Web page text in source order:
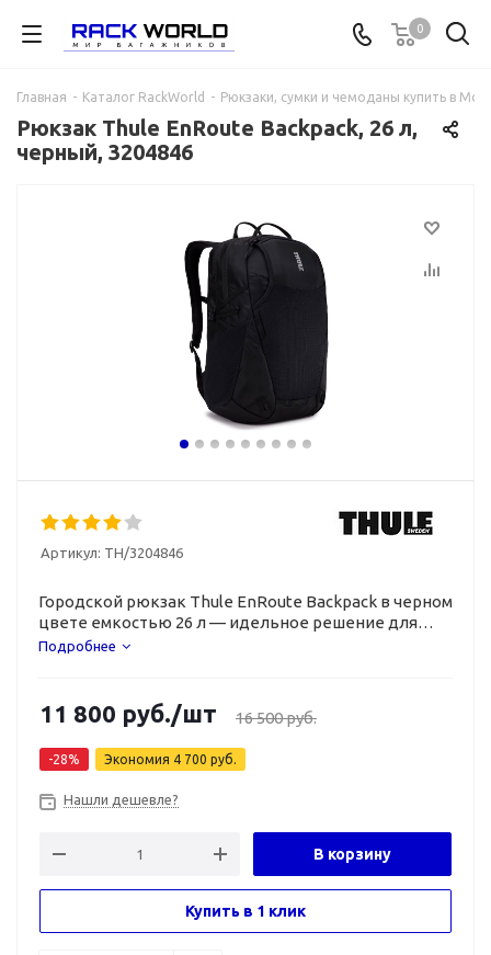
0
Главная - Каталог RackWorld - Рюкзаки, сумки и чемоданы купить в
Рюкзак Thule EnRoute Backpack, 26 л,
черный, 3204846
Артикул: TH/3204846
Городской рюкзак Thule EnRoute Backpack в черном
цвете емкостью 26 л — идельное решение для
работы и отдыха.
Подробнее
11 800 руб./шт 16 500руб.
-28% Экономия 4 700 руб.
Нашли дешевле?
В корзину
Купить в 1 клик